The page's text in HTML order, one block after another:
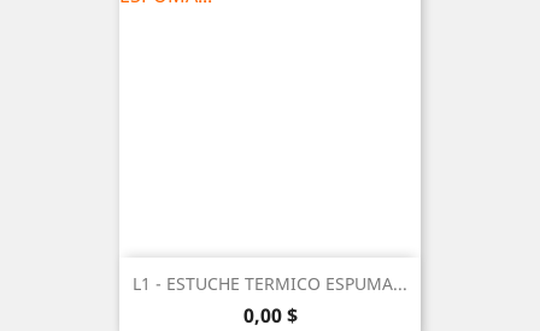
L1 - ESTUCHE TERMICO ESPUMA...
Precio
0,00 $